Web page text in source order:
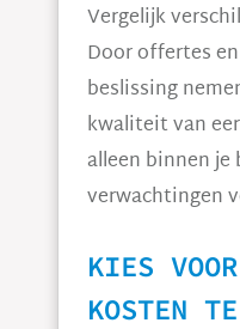
Vergelijk
Door offertes
beslissing
kwaliteit van
alleen binnen
verwachtingen
KIES
KOSTEN